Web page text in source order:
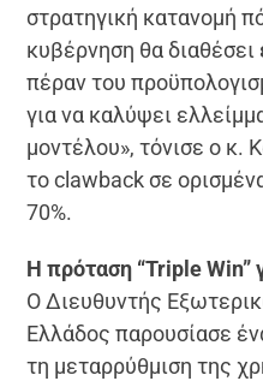
στρατηγική κατανομή
κυβέρνηση θα διαθέσει
πέραν του
για να καλύψει
μοντέλου», τόνισε ο κ.
το clawback σε
70%.
Η πρόταση “Triple Win”
Ο Διευθυντής
Ελλάδος παρουσίασε
τη μεταρρύθμιση της